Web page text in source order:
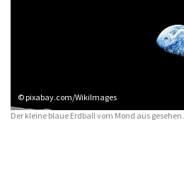
© pixabay.com/WikiImages
Der kleine blaue Erdball vom Mond aus gesehen.